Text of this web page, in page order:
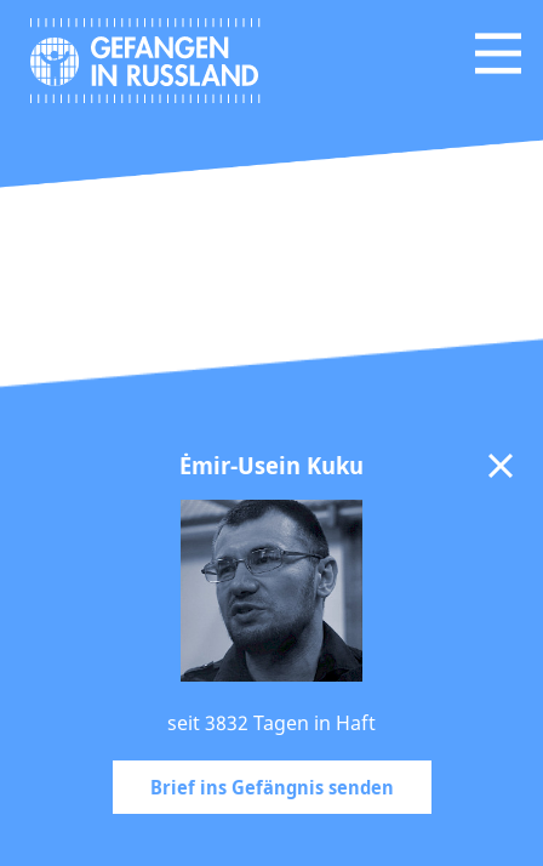
Ėmir-Usein Kuku
seit 3832 Tagen in Haft
Brief ins Gefängnis senden